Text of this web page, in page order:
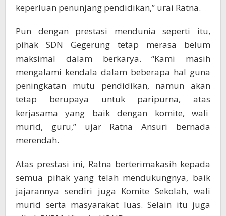
keperluan penunjang pendidikan,” urai Ratna.
Pun dengan prestasi mendunia seperti itu,
pihak SDN Gegerung tetap merasa belum
maksimal dalam berkarya. “Kami masih
mengalami kendala dalam beberapa hal guna
peningkatan mutu pendidikan, namun akan
tetap berupaya untuk paripurna, atas
kerjasama yang baik dengan komite, wali
murid, guru,” ujar Ratna Ansuri bernada
merendah.
Atas prestasi ini, Ratna berterimakasih kepada
semua pihak yang telah mendukungnya, baik
jajarannya sendiri juga Komite Sekolah, wali
murid serta masyarakat luas. Selain itu juga